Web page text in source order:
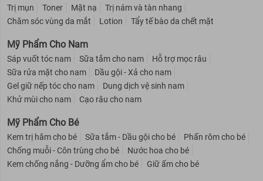
Trị mụn
Toner Mặt nạ
Trị nám và tàn nhang
Chăm sóc vùng da mắt
Lotion Tẩy tế bào da chết mặt
Mỹ Phẩm Cho Nam
Sáp vuốt tóc nam Sữa tắm cho nam
Hỗ trợ mọc râu
Sữa rửa mặt cho nam
Dầu gội - Xả cho nam
Gel giữ nếp tóc cho nam
Dung dịch vệ sinh nam
Khử mùi cho nam
Cạo râu cho nam
Mỹ Phẩm Cho Bé
Kem trị hăm cho bé Sữa tắm - Dầu gội cho bé
Phấn rôm cho bé
Chống muỗi - Côn trùng cho bé
Nước hoa cho bé
Kem chống nắng - Dưỡng ẩm cho bé
Giữ ấm cho bé